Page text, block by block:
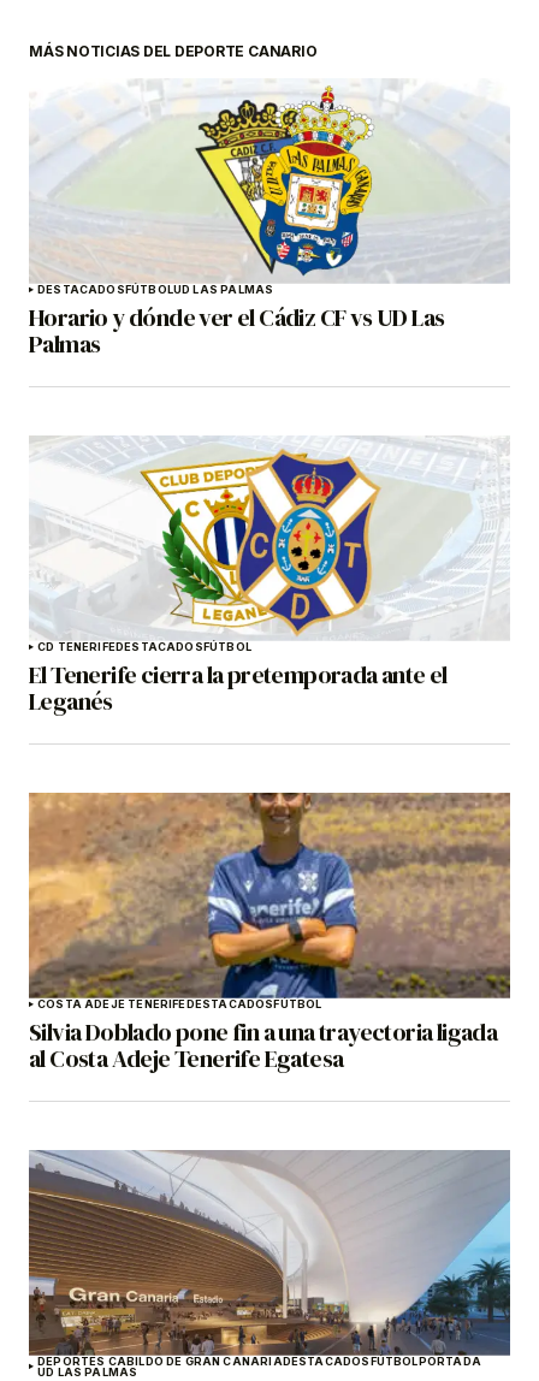
MÁS NOTICIAS DEL DEPORTE CANARIO
DESTACADOSFÚTBOLUD LAS PALMAS
Horario y dónde ver el Cádiz CF vs UD Las
Palmas
CD TENERIFEDESTACADOSFÚTBOL
El Tenerife cierra la pretemporada ante el
Leganés
COSTA ADEJE TENERIFEDESTACADOSFÚTBOL
Silvia Doblado pone fin a una trayectoria ligada
al Costa Adeje Tenerife Egatesa
DEPORTES CABILDO DE GRAN CANARIADESTACADOSFÚTBOLPORTADA
UD LAS PALMAS